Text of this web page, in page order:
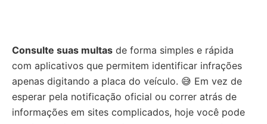
Consulte suas multas de forma simples e rápida
com aplicativos que permitem identificar infrações
apenas digitando a placa do veículo. 😅 Em vez de
esperar pela notificação oficial ou correr atrás de
informações em sites complicados, hoje você pode